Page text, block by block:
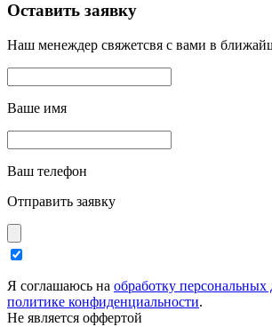
Оставить заявку
Наш менеждер свяжетсвя с вами в
Ваше имя
Ваш телефон
Отправить заявку
Я соглашаюсь на обработку
политике конфиденциальности.
Не является оффертой